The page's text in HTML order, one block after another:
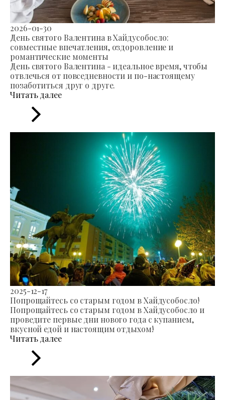
2026-01-30
День святого Валентина в Хайдусобосло:
совместные впечатления, оздоровление и
романтические моменты
День святого Валентина - идеальное время, чтобы
отвлечься от повседневности и по-настоящему
позаботиться друг о друге.
Читать далее
2025-12-17
Попрощайтесь со старым годом в Хайдусобосло!
Попрощайтесь со старым годом в Хайдусобосло и
проведите первые дни нового года с купанием,
вкусной едой и настоящим отдыхом!
Читать далее